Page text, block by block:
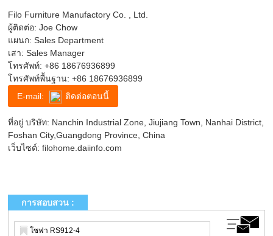
Filo Furniture Manufactory Co. , Ltd.
ผู้ติดต่อ: Joe Chow
แผนก: Sales Department
เสา: Sales Manager
โทรศัพท์:+86 18676936899
โทรศัพท์พื้นฐาน:+86 18676936899
E-mail:
ติดต่อตอนนี้
ที่อยู่ บริษัท: Nanchin Industrial Zone, Jiujiang Town, Nanhai District,
Foshan City,Guangdong Province, China
เว็บไซต์:filohome.daiinfo.com
การสอบสวน :